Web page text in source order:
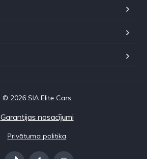
© 2026 SIA Elite Cars
Garantijas nosacījumi
Privātuma politika